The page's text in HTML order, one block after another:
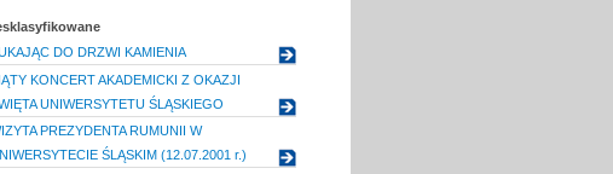
DO DRZWI KAMIENIA
KONCERT AKADEMICKI Z OKAZJI
UNIWERSYTETU ŚLĄSKIEGO
PREZYDENTA RUMUNII W
ŚLĄSKIM (12.07.2001 r.)